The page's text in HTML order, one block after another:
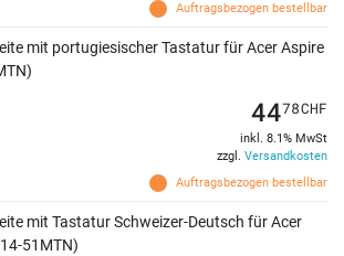
Auftragsbezogen bestellbar
mit portugiesischer Tastatur für Acer Aspire
Auftragsbezogen bestellbar
4478CHF
inkl. 8.1% MwSt
zzgl. Versandkosten
mit Tastatur Schweizer-Deutsch für Acer
51MTN)